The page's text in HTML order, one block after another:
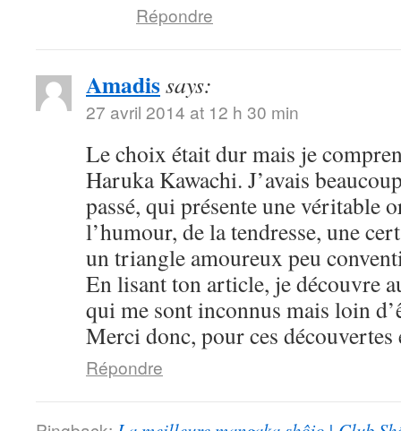
Répondre
Amadissays:
27 avril 2014 at 12 h 30 min
Le choix était dur mais je
Haruka Kawachi. J’avais
passé, qui présente une véritable
l’humour, de la tendresse, une
un triangle amoureux peu
En lisant ton article, je découvre
qui me sont inconnus mais loin
Merci donc, pour ces
Répondre